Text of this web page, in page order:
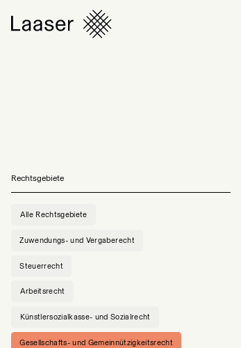
Rechtsgebiete
Alle Rechtsgebiete
Zuwendungs- und Vergaberecht
Steuerrecht
Arbeitsrecht
Künstlersozialkasse- und Sozialrecht
Gesellschafts- und Gemeinnützigkeitsrecht